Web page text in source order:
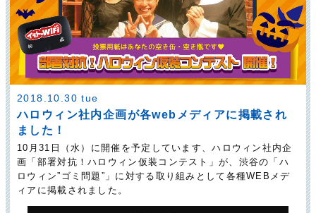
2018.10.30 tue
ハロウィン社内企画が各webメディアに掲載され
ました！
10月31日（水）に開催を予定しています、ハロウィン社内企
画「部署対抗！ハロウィン仮装コンテスト」が、渋谷の「ハ
ロウィン”ゴミ問題”」に対する取り組みとして各種WEBメデ
ィアに掲載されました。